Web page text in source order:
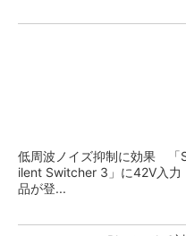
低周波ノイズ抑制に効果 「
ilent Switcher 3」に42V入力
品が登...